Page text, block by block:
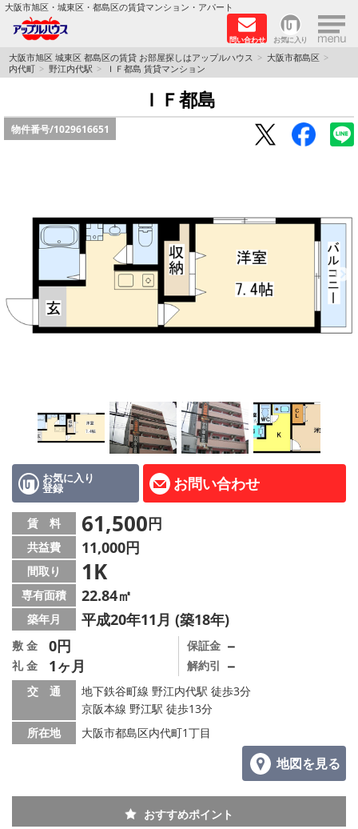
大阪市旭区・城東区・都島区の賃貸マンション・アパート
問い合わせ お気に入り ×
TOPページ
路線·駅から探す
スタッフ
BLOG
RECRUIT
店舗情報·アクセス
会社概要
メールでお問い合わせ
大阪市旭区 城東区 都島区の賃貸 お部屋探しはアップルハウス
大阪市都島区
内代町
野江内代駅 ＩＦ都島 賃貸マンション
ＩＦ都島
物件番号/1029616651
お気に入り
登録 お問い合わせ
賃 料 61,500円
共益費 11,000円
間取り 1K
専有面積 22.84㎡
築年月 平成20年11月 (築18年)
敷 金 0円
礼 金 1ヶ月
保証金 －
解約引 －
交 通
地下鉄谷町線 野江内代駅 徒歩3分
京阪本線 野江駅 徒歩13分
所在地
大阪市都島区内代町1丁目
地図を見る
おすすめポイント